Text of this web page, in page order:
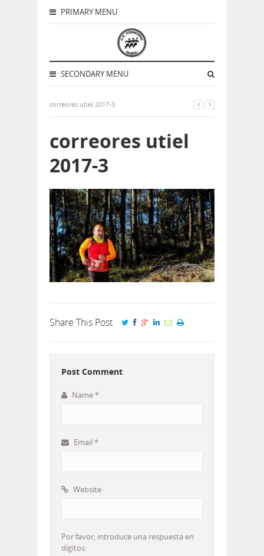
PRIMARY MENU
SECONDARY MENU
correores utiel 2017-3
correores utiel
2017-3
Share This Post
Post Comment
Name*
Email *
Website
Por favor, introduce una respuesta en
dígitos: